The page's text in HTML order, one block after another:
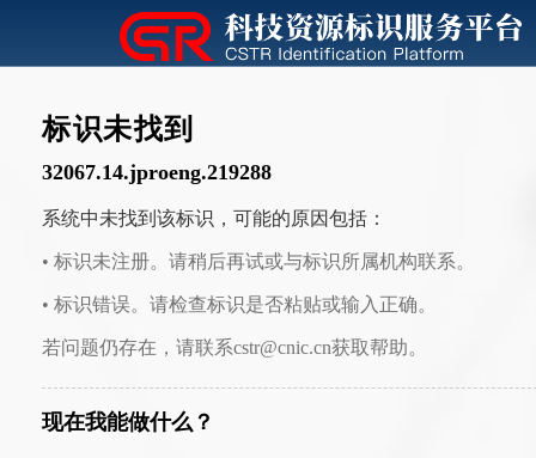
标识未找到
32067.14.jproeng.219288
系统中未找到该标识，可能的原因包括：
• 标识未注册。请稍后再试或与标识所属机构联系。
• 标识错误。请检查标识是否粘贴或输入正确。
若问题仍存在，请联系cstr@cnic.cn获取帮助。
现在我能做什么？